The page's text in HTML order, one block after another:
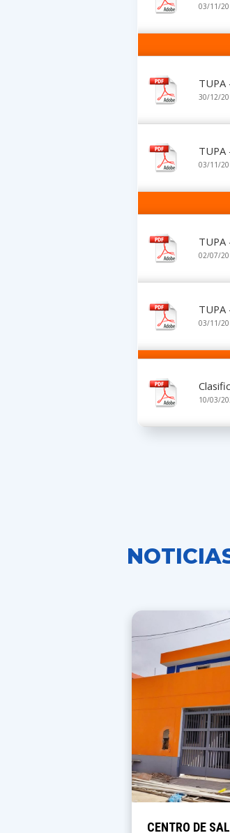
03/11/
TUPA
30/12/
TUPA
03/11/
TUPA
02/07/
TUPA
03/11/
10/03/
CENTRO DE